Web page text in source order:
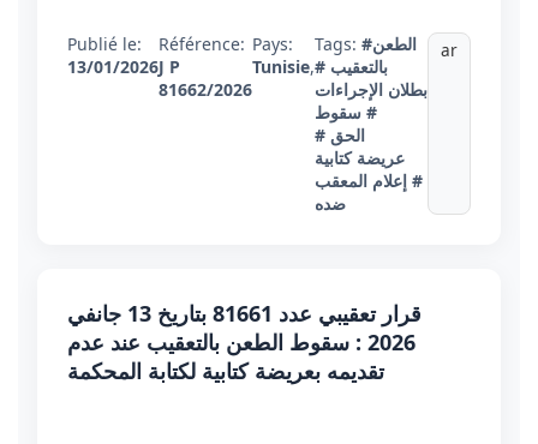
Publié le:
13/01/2026
Référence:
J P
81662/2026
Pays:
Tunisie,
Tags: #الطعن
بالتعقيب #
بطلان الإجراءات
# سقوط
الحق #
عريضة كتابية
# إعلام المعقب
ضده
ar
قرار تعقيبي عدد 81661 بتاريخ 13 جانفي
2026 : سقوط الطعن بالتعقيب عند عدم
تقديمه بعريضة كتابية لكتابة المحكمة